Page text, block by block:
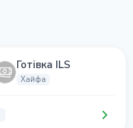
Готівка ILS
Хайфа